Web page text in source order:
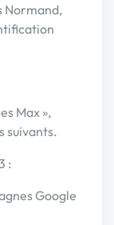
Normand,
Max »,
suivants.
:
Google